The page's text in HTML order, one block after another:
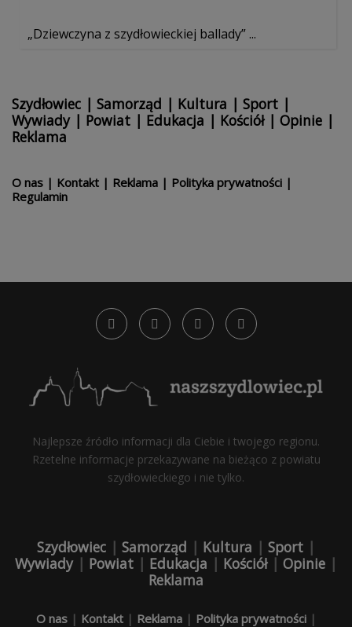
„Dziewczyna z szydłowieckiej ballady” ...
Szydłowiec | Samorząd | Kultura | Sport |
Wywiady| Powiat | Edukacja | Kościół| Opinie |
Reklama
O nas | Kontakt | Reklama | Polityka prywatności |
Regulamin
Najlepsze źródło informacji dla Ciebie i twojego regionu.
Rzetelne informacje przekazywane na bieżąco z powiatu
szydłowieckiego i nie tylko.
Szydłowiec | Samorząd | Kultura | Sport |
Wywiady| Powiat | Edukacja | Kościół| Opinie |
Reklama
O nas| Kontakt| Reklama| Polityka prywatności|